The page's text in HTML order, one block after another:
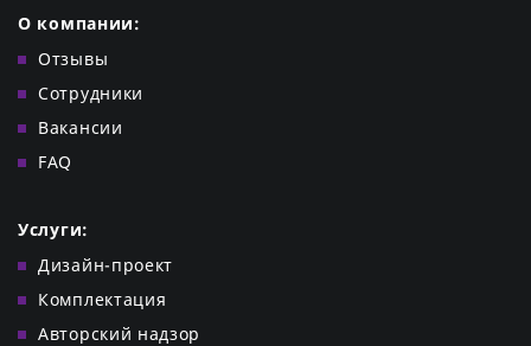
О компании:
Отзывы
Сотрудники
Вакансии
FAQ
Услуги:
Дизайн-проект
Комплектация
Авторский надзор